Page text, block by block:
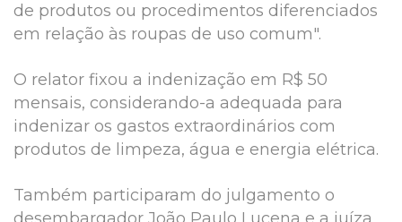
de produtos ou procedimentos diferenciados
em relação às roupas de uso comum".
O relator fixou a indenização em R$ 50
mensais, considerando-a adequada para
indenizar os gastos extraordinários com
produtos de limpeza, água e energia elétrica.
Também participaram do julgamento o